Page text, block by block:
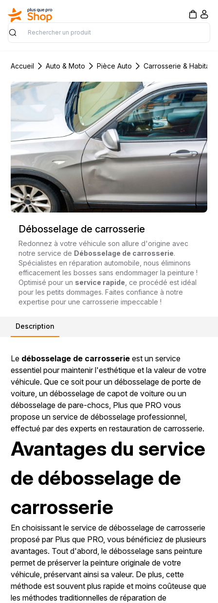
Rechercher
Accueil Auto & Moto Pièce Auto Carrosserie &
Débosselage de carrosserie
Redonnez à votre véhicule son allure d'origine avec
notre service de Débosselage de carrosserie.
Spécialistes en réparation automobile, nous éliminons
efficacement les bosses sans endommager la peinture !
Optimisé pour un service rapide , ce procédé est idéal
pour les petits dommages. Faites confiance à notre
expertise pour une carrosserie impeccable !
Description
Le débosselage de carrosserie est un service
essentiel pour maintenir l'esthétique et la valeur de votre
véhicule. Que ce soit pour un débosselage de porte de
voiture, un débosselage de capot de voiture ou un
débosselage de pare-chocs, Plus que PRO vous
propose un service de débosselage professionnel,
effectué par des experts en restauration de carrosserie.
Avantages du service
de débosselage de
carrosserie
En choisissant le service de débosselage de carrosserie
proposé par Plus que PRO, vous bénéficiez de plusieurs
avantages. Tout d'abord, le débosselage sans peinture
permet de préserver la peinture originale de votre
véhicule, préservant ainsi sa valeur. De plus, cette
méthode est souvent plus rapide et moins coûteuse que
les méthodes traditionnelles de réparation de